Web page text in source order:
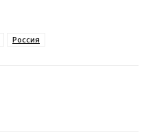
Россия